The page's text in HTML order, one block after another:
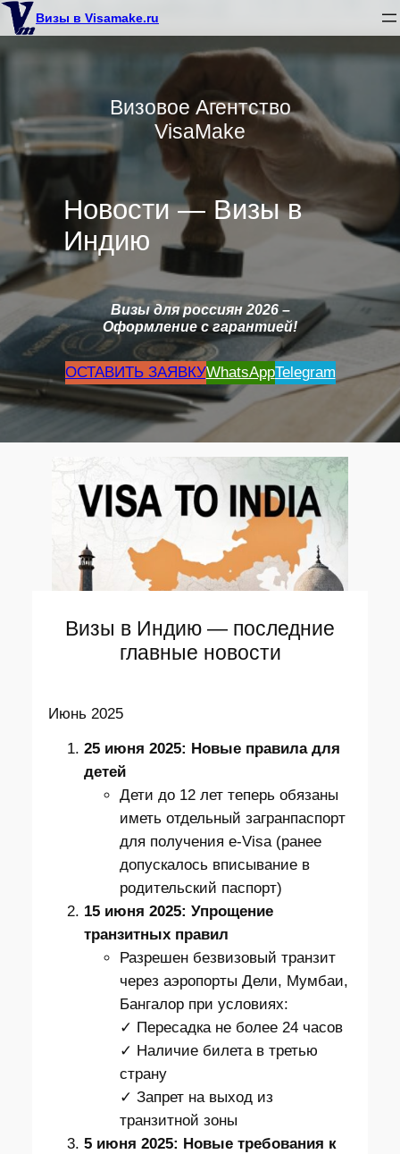
Перейти
к
содержимому
Визы в Visamake.ru
Визовое Агентство
VisaMake
Новости — Визы в
Индию
Визы для россиян 2026 –
Оформление с гарантией!
ОСТАВИТЬ ЗАЯВКУWhatsAppTelegram
Визы в Индию — последние
главные новости
Июнь 2025
25 июня 2025: Новые правила для
детей
Дети до 12 лет теперь обязаны
иметь отдельный загранпаспорт
для получения e-Visa (ранее
допускалось вписывание в
родительский паспорт)
15 июня 2025: Упрощение
транзитных правил
Разрешен безвизовый транзит
через аэропорты Дели, Мумбаи,
Бангалор при условиях:
✓ Пересадка не более 24 часов
✓ Наличие билета в третью
страну
✓ Запрет на выход из
транзитной зоны
5 июня 2025: Новые требования к